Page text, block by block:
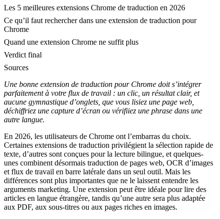
Les 5 meilleures extensions Chrome de traduction en 2026
Ce qu’il faut rechercher dans une extension de traduction pour
Chrome
Quand une extension Chrome ne suffit plus
Verdict final
Sources
Une bonne extension de traduction pour Chrome doit s’intégrer
parfaitement à votre flux de travail : un clic, un résultat clair, et
aucune gymnastique d’onglets, que vous lisiez une page web,
déchiffriez une capture d’écran ou vérifiiez une phrase dans une
autre langue.
En 2026, les utilisateurs de Chrome ont l’embarras du choix.
Certaines extensions de traduction privilégient la sélection rapide de
texte, d’autres sont conçues pour la lecture bilingue, et quelques-
unes combinent désormais traduction de pages web, OCR d’images
et flux de travail en barre latérale dans un seul outil. Mais les
différences sont plus importantes que ne le laissent entendre les
arguments marketing. Une extension peut être idéale pour lire des
articles en langue étrangère, tandis qu’une autre sera plus adaptée
aux PDF, aux sous-titres ou aux pages riches en images.